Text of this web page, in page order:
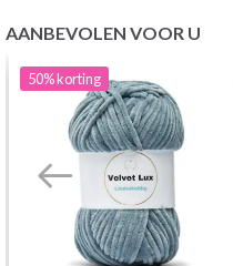
AANBEVOLEN VOOR U
50%korting